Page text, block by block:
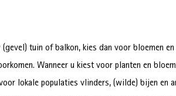
tuin of balkon, kies dan voor bloemen
Wanneer u kiest voor planten en
lokale populaties vlinders, (wilde) bijen en